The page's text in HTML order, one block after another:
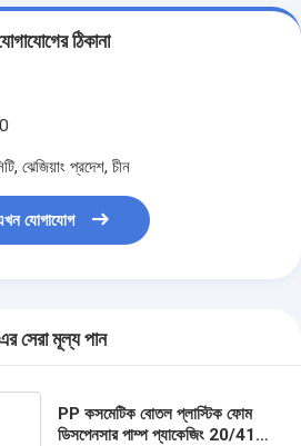
ঠিকানা
ঝেজিয়াং প্রদেশ, চীন
যোগাযোগ
সেরা মূল্য পান
PP কসমেটিক বোতল প্লাস্টিক ফোম
ডিসপেনসার পাম্প প্যাকেজিং 20/410